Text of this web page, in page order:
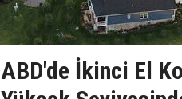
ABD'de İkinci El